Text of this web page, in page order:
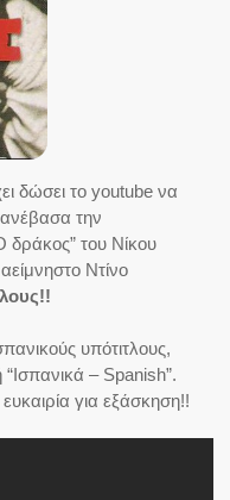
δώσει το youtube να
την
δράκος” του Νίκου
Ντίνο
υπότιτλους,
– Spanish”.
για εξάσκηση!!